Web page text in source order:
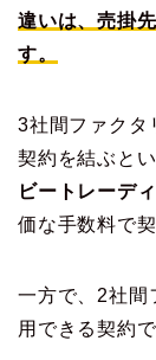
違いは、売掛
す。
3社間ファクタ
契約を結ぶと
ビートレーデ
価な手数料で
一方で、2社間
用できる契約で